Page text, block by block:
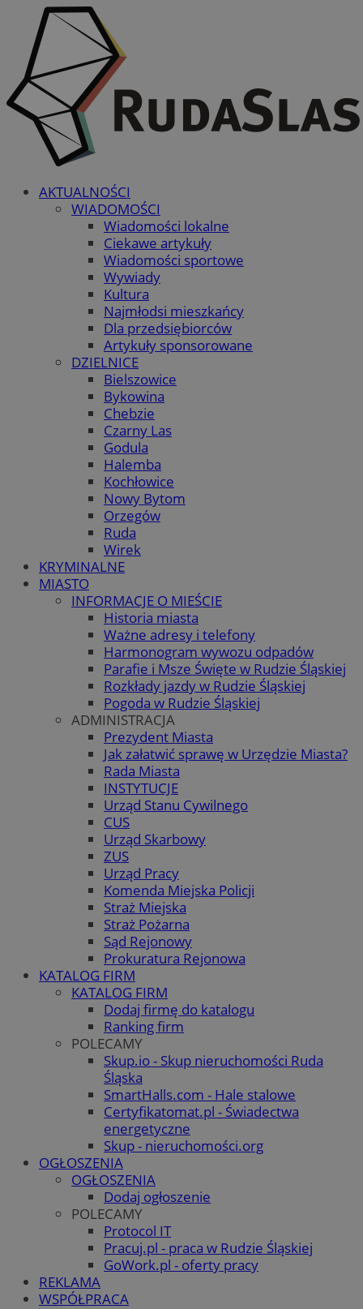
AKTUALNOŚCI
WIADOMOŚCI
Wiadomości lokalne
Ciekawe artykuły
Wiadomości sportowe
Wywiady
Kultura
Najmłodsi mieszkańcy
Dla przedsiębiorców
Artykuły sponsorowane
DZIELNICE
Bielszowice
Bykowina
Chebzie
Czarny Las
Godula
Halemba
Kochłowice
Nowy Bytom
Orzegów
Ruda
Wirek
KRYMINALNE
MIASTO
INFORMACJE O MIEŚCIE
Historia miasta
Ważne adresy i telefony
Harmonogram wywozu odpadów
Parafie i Msze Święte w Rudzie Śląskiej
Rozkłady jazdy w Rudzie Śląskiej
Pogoda w Rudzie Śląskiej
ADMINISTRACJA
Prezydent Miasta
Jak załatwić sprawę w Urzędzie Miasta?
Rada Miasta
INSTYTUCJE
Urząd Stanu Cywilnego
CUS
Urząd Skarbowy
ZUS
Urząd Pracy
Komenda Miejska Policji
Straż Miejska
Straż Pożarna
Sąd Rejonowy
Prokuratura Rejonowa
KATALOG FIRM
KATALOG FIRM
Dodaj firmę do katalogu
Ranking firm
POLECAMY
Skup.io - Skup nieruchomości Ruda
Śląska
SmartHalls.com - Hale stalowe
Certyfikatomat.pl - Świadectwa
energetyczne
Skup - nieruchomości.org
OGŁOSZENIA
OGŁOSZENIA
Dodaj ogłoszenie
POLECAMY
Protocol IT
Pracuj.pl - praca w Rudzie Śląskiej
GoWork.pl - oferty pracy
REKLAMA
WSPÓŁPRACA